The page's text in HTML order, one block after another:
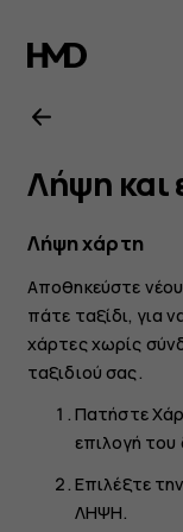
Nokia
6
Λήψη και
Λήψη χάρτη
Αποθηκεύστε
πάτε ταξίδι, για
χάρτες χωρίς
ταξιδιού σας.
Πατήστε
επιλογή του
Επιλέξτε
ΛΗΨΗ.